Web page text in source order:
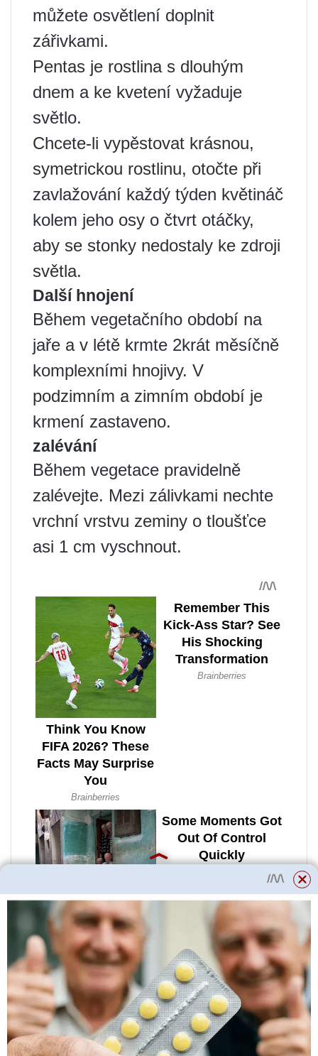
můžete osvětlení doplnit
zářivkami.
Pentas je rostlina s dlouhým
dnem a ke kvetení vyžaduje
světlo.
Chcete-li vypěstovat krásnou,
symetrickou rostlinu, otočte při
zavlažování každý týden květináč
kolem jeho osy o čtvrt otáčky,
aby se stonky nedostaly ke zdroji
světla.
Další hnojení
Během vegetačního období na
jaře a v létě krmte 2krát měsíčně
komplexními hnojivy. V
podzimním a zimním období je
krmení zastaveno.
zalévání
Během vegetace pravidelně
zalévejte. Mezi zálivkami nechte
vrchní vrstvu zeminy o tloušťce
asi 1 cm vyschnout.
Během zimní dovolené jednoduše